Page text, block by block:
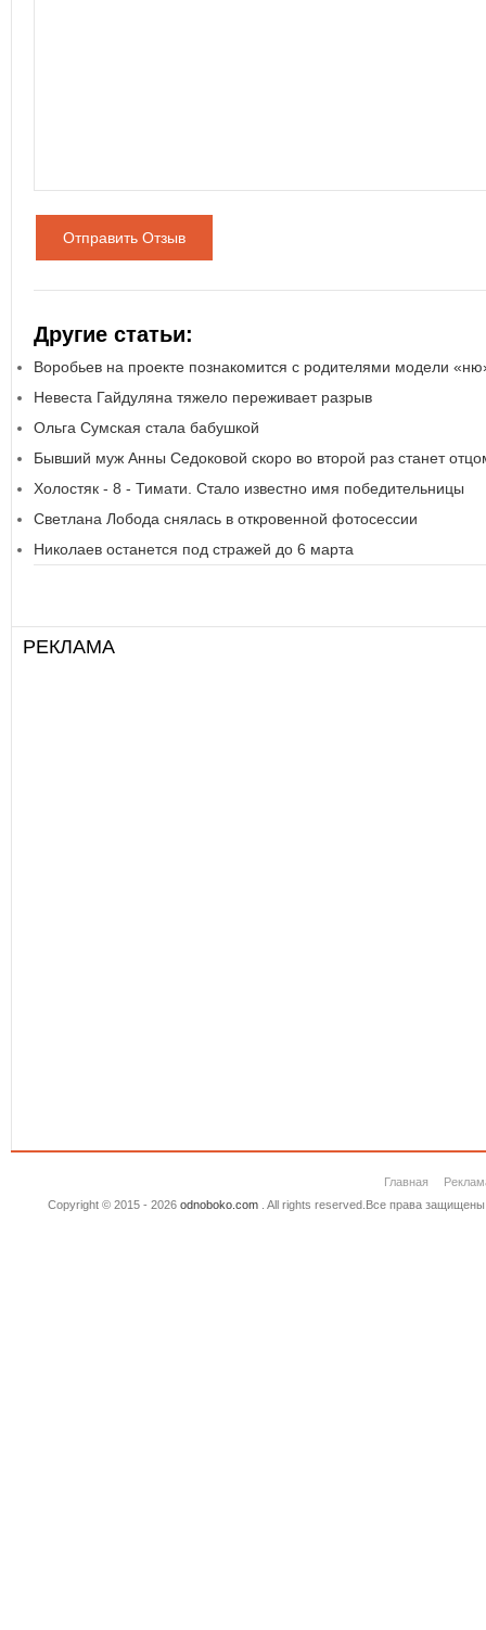
Отправить Отзыв
Другие статьи:
Воробьев на проекте познакомится с родителями модели
Невеста Гайдуляна тяжело переживает разрыв
Ольга Сумская стала бабушкой
Бывший муж Анны Седоковой скоро во второй раз станет
Холостяк - 8 - Тимати. Стало известно имя победительницы
Светлана Лобода снялась в откровенной фотосессии
Николаев останется под стражей до 6 марта
РЕКЛАМА
Главная
Copyright © 2015 - 2026 odnoboko.com. All rights reserved.Все права защищены.